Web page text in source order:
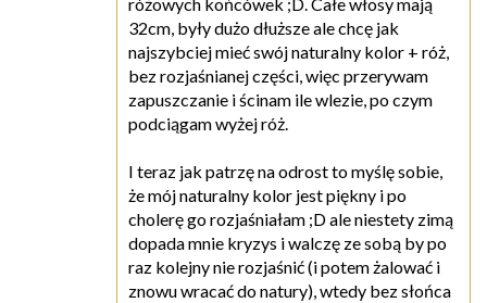
32cm, były dużo dłuższe ale chcę jak
najszybciej mieć swój naturalny kolor + róż,
bez rozjaśnianej części, więc przerywam
zapuszczanie i ścinam ile wlezie, po czym
podciągam wyżej róż.
I teraz jak patrzę na odrost to myślę sobie,
że mój naturalny kolor jest piękny i po
cholerę go rozjaśniałam ;D ale niestety zimą
dopada mnie kryzys i walczę ze sobą by po
raz kolejny nie rozjaśnić (i potem żalować i
znowu wracać do natury), wtedy bez słońca